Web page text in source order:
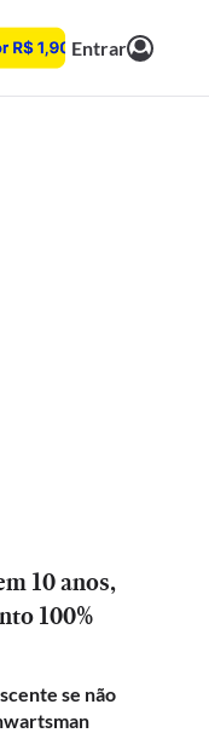
Entrar
10 anos,
100%
se não